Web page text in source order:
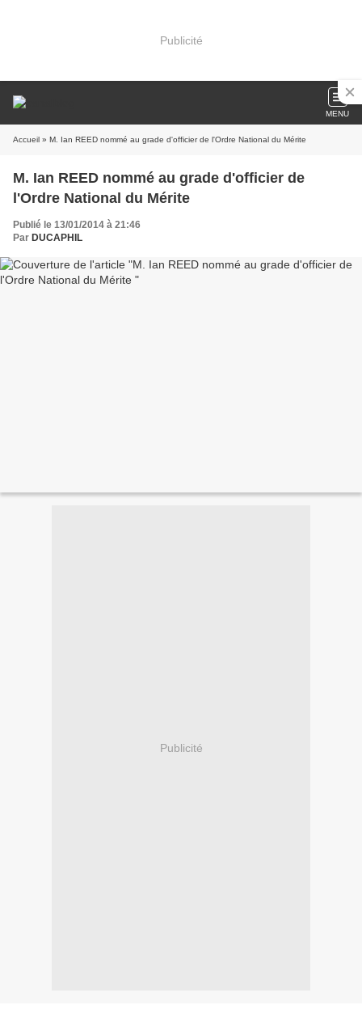
Publicité
MENU
Accueil » M. Ian REED nommé au grade d'officier de l'Ordre National du Mérite
M. Ian REED nommé au grade d'officier de
l'Ordre National du Mérite
Publié le 13/01/2014 à 21:46
Par DUCAPHIL
Publicité